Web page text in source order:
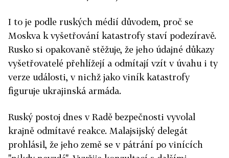
I to je podle ruských médií důvodem, proč se
Moskva k vyšetřování katastrofy staví podezíravě.
Rusko si opakovaně stěžuje, že jeho údajné důkazy
vyšetřovatelé přehlížejí a odmítají vzít v úvahu i ty
verze události, v nichž jako viník katastrofy
figuruje ukrajinská armáda.
Ruský postoj dnes v Radě bezpečnosti vyvolal
krajně odmítavé reakce. Malajsijský delegát
prohlásil, že jeho země se v pátrání po vinících